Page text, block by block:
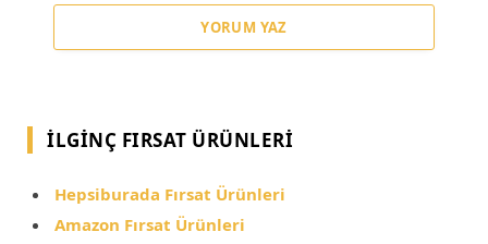
YORUM YAZ
İLGINÇ FIRSAT ÜRÜNLERI
Hepsiburada Fırsat Ürünleri
Amazon Fırsat Ürünleri